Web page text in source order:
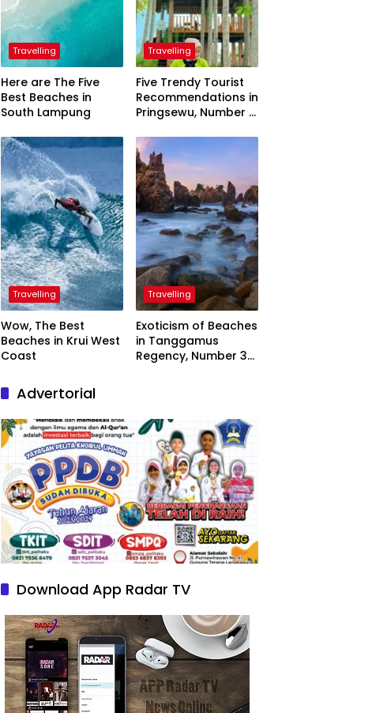
Travelling
Here are The Five
Best Beaches in
South Lampung
Travelling
Five Trendy Tourist
Recommendations in
Pringsewu, Number 3
President
Travelling
Wow, The Best
Beaches in Krui West
Coast
Travelling
Exoticism of Beaches
in Tanggamus
Regency, Number 3
Advertorial
Download App Radar TV